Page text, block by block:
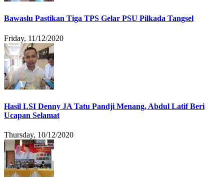
Bawaslu Pastikan Tiga TPS Gelar PSU Pilkada Tangsel
Friday, 11/12/2020
Hasil LSI Denny JA Tatu Pandji Menang, Abdul Latif Beri
Ucapan Selamat
Thursday, 10/12/2020